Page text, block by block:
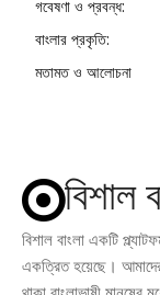
গবেষণা ও প্রবন্ধ:
বাংলার প্রকৃতি:
মতামত ও আলোচনা
বিশাল
বিশাল বাংলা একটি
একত্রিত হয়েছে।